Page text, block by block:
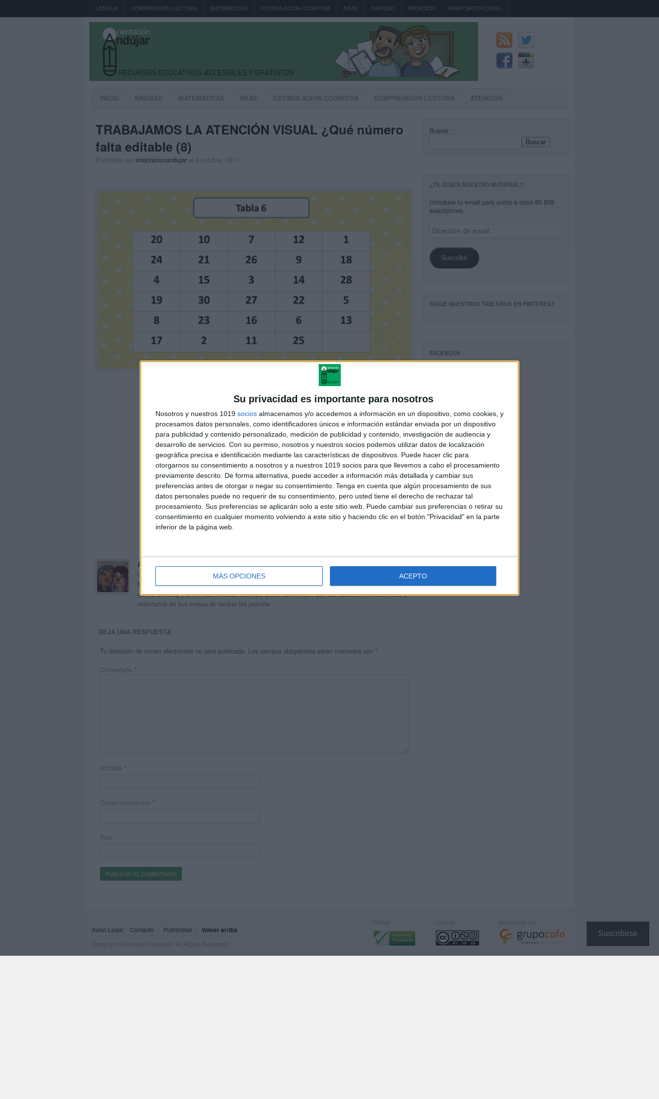
Su privacidad es importante para nosotros
Nosotros y nuestros 1019 socios almacenamos y/o accedemos a información en un dispositivo, como cookies, y
procesamos datos personales, como identificadores únicos e información estándar enviada por un dispositivo
para publicidad y contenido personalizado, medición de publicidad y contenido, investigación de audiencia y
desarrollo de servicios. Con su permiso, nosotros y nuestros socios podemos utilizar datos de localización
geográfica precisa e identificación mediante las características de dispositivos. Puede hacer clic para
otorgarnos su consentimiento a nosotros y a nuestros 1019 socios para que llevemos a cabo el procesamiento
previamente descrito. De forma alternativa, puede acceder a información más detallada y cambiar sus
preferencias antes de otorgar o negar su consentimiento. Tenga en cuenta que algún procesamiento de sus
datos personales puede no requerir de su consentimiento, pero usted tiene el derecho de rechazar tal
procesamiento. Sus preferencias se aplicarán solo a este sitio web. Puede cambiar sus preferencias o retirar su
consentimiento en cualquier momento volviendo a este sitio y haciendo clic en el botón "Privacidad" en la parte
inferior de la página web.
MÁS OPCIONES ACEPTO
Suscribirse
LENGUA COMPRENSIÓN LECTORA MATEMÁTICAS ESTIMULACION COGNITIVA NEAE NAVIDAD ATENCIÓN GRAFOMOTRICIDAD
INICIO NAVIDAD MATEMÁTICAS NEAE ESTIMULACION COGNITIVA COMPRENSIÓN LECTORA ATENCIÓN
TRABAJAMOS LA ATENCIÓN VISUAL ¿Qué número
falta editable (8)
Publicado por orientacionandujar el 9 octubre, 2017
Acerca de orientacionandujar
Orientación Andújar no es solo un blog, es la apuesta personal de dos profesores Ginés y
Maribel, que además de ser pareja, son los encargados de los contenidos que encontramos
dentro del blog y en el cual, vuelcan la mayor parte del tiempo, que sus tareas como docentes, y
voluntarios en sus meses de verano les permite.
DEJA UNA RESPUESTA
Tu dirección de correo electrónico no será publicada. Los campos obligatorios están marcados con *
Comentario *
Nombre *
Correo electrónico *
Web
Buscar
Buscar
¿TE GUSTA NUESTRO MATERIAL?
Introduce tu email para unirte a otros 80.859
suscriptores.
Dirección
de
Suscribir
SIGUE NUESTROS TABLEROS EN PINTEREST
FACEBOOK
Aviso Legal Contacto Publicidad Volver arriba